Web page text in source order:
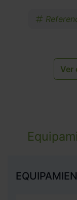
Ver